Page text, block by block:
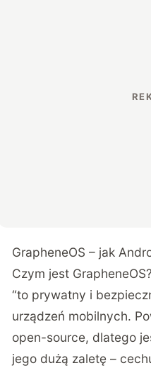
GrapheneOS – jak
Czym jest
“to prywatny i
urządzeń mobilnych.
open-source, dlatego
jego dużą zaletę –